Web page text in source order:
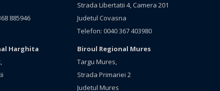
885946
Strada Libertatii 4, Camera 201
Judetul Covasna
Telefon: 0040 367 403980
Harghita
Biroul Regional Mures
Targu Mures,
Strada Primariei 2
Judetul Mures